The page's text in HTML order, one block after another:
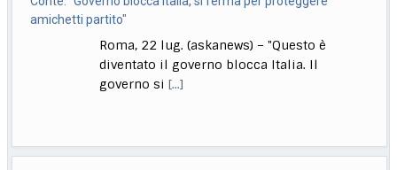
Roma, 22 lug. (askanews) – "Questo è
diventato il governo blocca Italia. Il
governo si [...]